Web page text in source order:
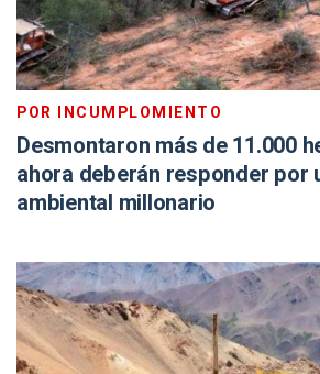
POR INCUMPLOMIENTO
Desmontaron más de 11.000
ahora deberán responder por
ambiental millonario